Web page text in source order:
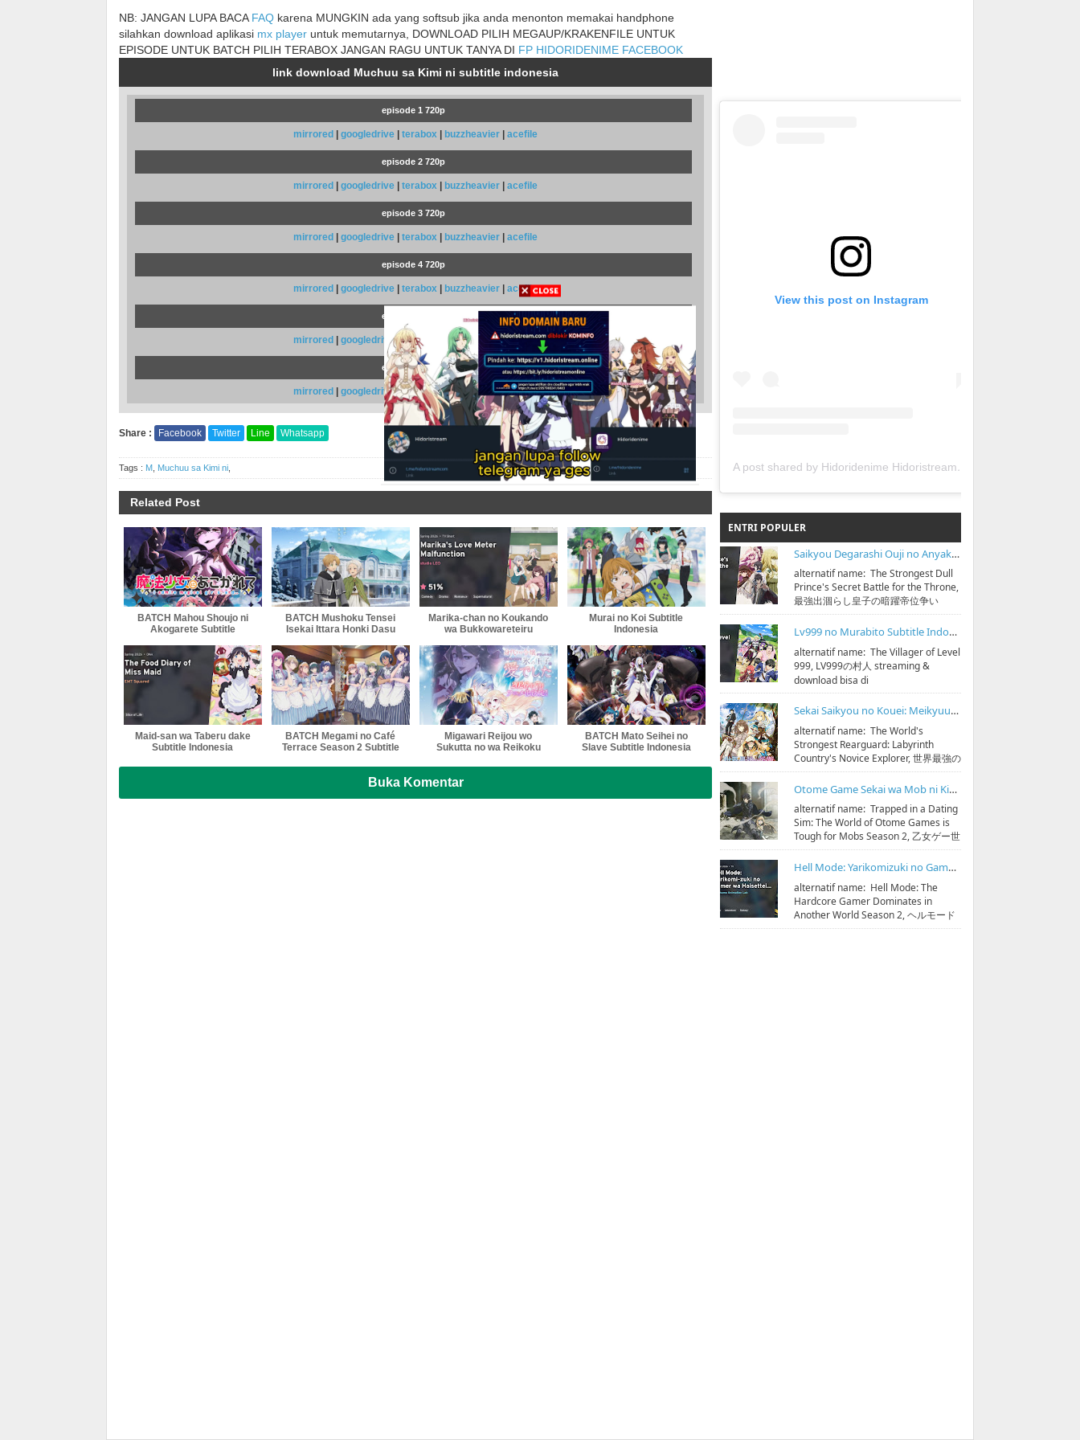
NB: JANGAN LUPA BACA FAQ karena MUNGKIN ada yang softsub jika anda menonton memakai handphone
silahkan download aplikasi mx player untuk memutarnya, DOWNLOAD PILIH MEGAUP/KRAKENFILE UNTUK
EPISODE UNTUK BATCH PILIH TERABOX JANGAN RAGU UNTUK TANYA DI FP HIDORIDENIME FACEBOOK
link download Muchuu sa Kimi ni subtitle indonesia
episode 1 720p
mirrored googledrive terabox buzzheavier acefile
episode 2 720p
mirrored googledrive terabox buzzheavier acefile
episode 3 720p
mirrored googledrive terabox buzzheavier acefile
episode 4 720p
mirrored googledrive terabox buzzheavier acefile
episode 4 720p
mirrored googledrive|terabox buzzheavier|acefile
episode 5 720p
mirrored googledrive|terabox|buzzheavier|acefile
Share : Facebook Twitter Line Whatsapp
Tags : M Muchuu sa Kimi ni
Related Post
BATCH Mahou Shoujo ni
Akogarete Subtitle
BATCH Mushoku Tensei
Isekai Ittara Honki Dasu
Indonesia
Marika-chan no Koukando
wa Bukkowareteiru
Murai no Koi Subtitle
Indonesia
Maid-san wa Taberu dake
Subtitle Indonesia
BATCH Megami no Café
Terrace Season 2 Subtitle
Migawari Reijou wo
Sukutta no wa Reikoku
Ai deshita Subtitle
BATCH Mato Seihei no
Slave Subtitle Indonesia
Buka Komentar
View this post on Instagram
A post shared by Hidoridenime Hidoristream (@hidoridenime)
ENTRI POPULER
Saikyou Degarashi Ouji no Anyaku Teii Arasoi Subtitle Indonesia
alternatif name: The Strongest Dull
Prince's Secret Battle for the Throne,
最強出涸らし皇子の暗躍帝位争い
streaming & download bisa di
https:...
Lv999 no Murabito Subtitle Indonesia
alternatif name: The Villager of Level
999, LV999の村人 streaming &
download bisa di
https://bit.ly/hidoristreamonline
Sinopsis: D...
Sekai Saikyou no Kouei: Meikyuukoku no Shinjin Tansakusha Subtitle Indonesia
alternatif name: The World's
Strongest Rearguard: Labyrinth
Country's Novice Explorer, 世界最強の
後衛 ～迷宮国の新人探索者～
streaming & down...
Otome Game Sekai wa Mob ni Kibishii Sekai desu Season 2 Subtitle Indonesia
alternatif name: Trapped in a Dating
Sim: The World of Otome Games is
Tough for Mobs Season 2, 乙女ゲー世
界はモブに厳しい世界です 第2期
streaming & do...
Hell Mode: Yarikomizuki no Gamer wa Hai Settei no Isekai de Musou suru Season 2 Subtitle Indonesia
alternatif name: Hell Mode: The
Hardcore Gamer Dominates in
Another World Season 2, ヘルモード
～やり込み好きのゲーマーは廃設定の